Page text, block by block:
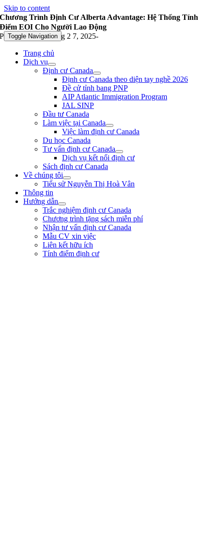
Skip to content
Toggle Navigation
Trang chủ
Dịch vụ
Định cư Canada
Định cư Canada theo diện tay nghề 2026
Đề cử tỉnh bang PNP
AIP Atlantic Immigration Program
JAL SINP
Đầu tư Canada
Làm việc tại Canada
Việc làm định cư Canada
Du học Canada
Tư vấn định cư Canada
Dịch vụ kết nối định cư
Sách định cư Canada
Về chúng tôi
Tiểu sử Nguyễn Thị Hoà Vân
Thông tin
Hướng dẫn
Trắc nghiệm định cư Canada
Chương trình tặng sách miễn phí
Nhận tư vấn định cư Canada
Mẫu CV xin việc
Liên kết hữu ích
Tính điểm định cư
Chương Trình Định Cư Alberta Advantage: Hệ Thống Tính
Điểm EOI Cho Người Lao Động
Published On: Tháng 2 7, 2025-